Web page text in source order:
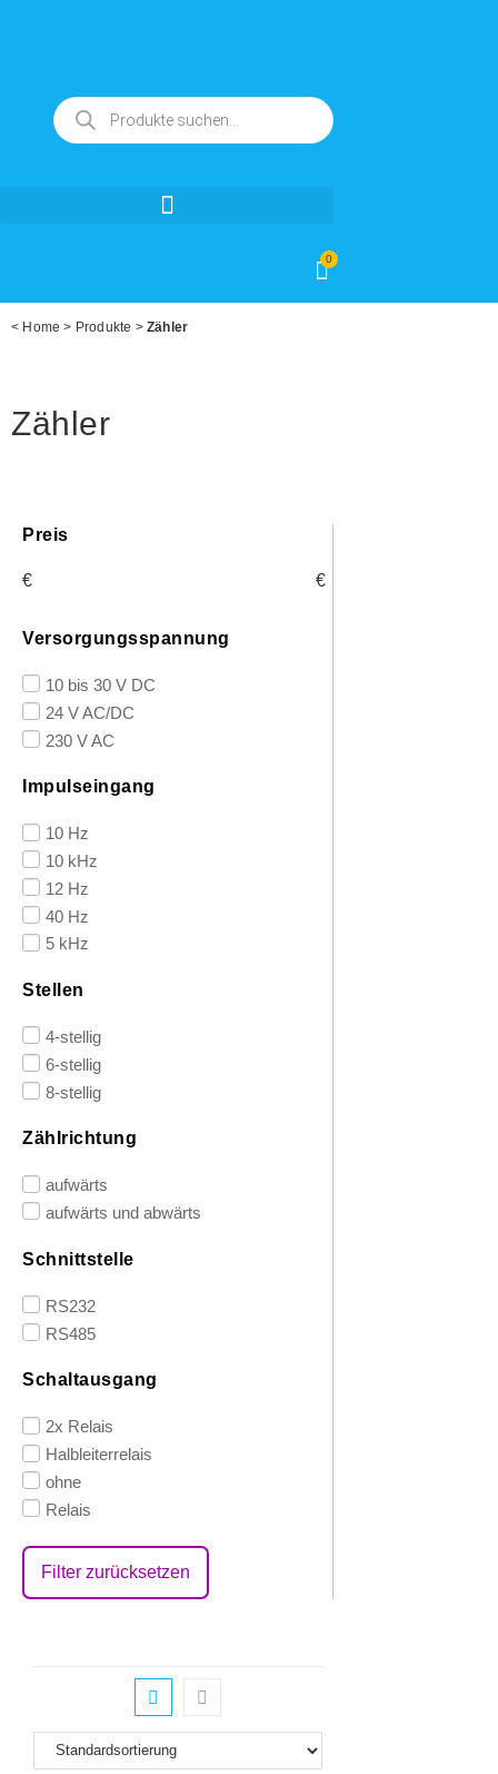
0
< Home > Produkte >Zähler
Zähler
Preis
€ €
Versorgungsspannung
10 bis 30 V DC
24 V AC/DC
230 V AC
Impulseingang
10 Hz
10 kHz
12 Hz
40 Hz
5 kHz
Stellen
4-stellig
6-stellig
8-stellig
Zählrichtung
aufwärts
aufwärts und abwärts
Schnittstelle
RS232
RS485
Schaltausgang
2x Relais
Halbleiterrelais
ohne
Relais
Filter zurücksetzen